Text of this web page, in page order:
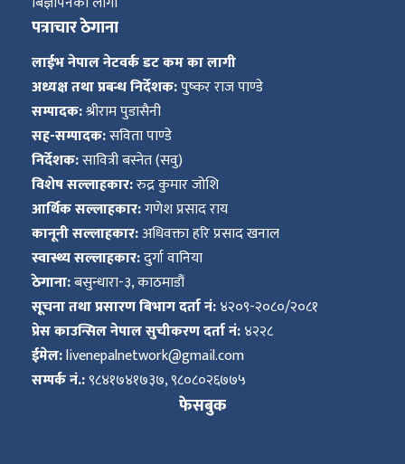
पत्राचार ठेगाना
लाईभ नेपाल नेटवर्क डट कम का लागी
अध्यक्ष तथा प्रबन्ध निर्देशक:पुष्कर राज पाण्डे
सम्पादक:श्रीराम पुडासैनी
सह-सम्पादक:सविता पाण्डे
निर्देशक:सावित्री बस्नेत (सवु)
विशेष सल्लाहकार:रुद्र कुमार जोशि
आर्थिक सल्लाहकार:गणेश प्रसाद राय
कानूनी सल्लाहकार:अधिवक्ता हरि प्रसाद खनाल
स्वास्थ्य सल्लाहकार:दुर्गा वानिया
ठेगाना:बसुन्धारा-३, काठमाडौं
सूचना तथा प्रसारण बिभाग दर्ता नं:४२०९-२०८०/२०८१
प्रेस काउन्सिल नेपाल सुचीकरण दर्ता नं:४२२८
ईमेल:livenepalnetwork@gmail.com
सम्पर्क नं.:९८४१७४१७३७, ९८०८०२६७७५
फेसबुक